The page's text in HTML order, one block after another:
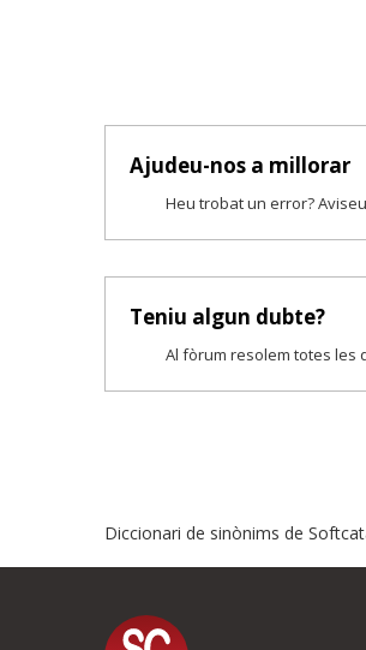
Ajudeu-nos a millorar
Heu trobat un error?
Teniu algun dubte?
Al fòrum resolem totes les
Proposeu-nos
Diccionari de sinònims de